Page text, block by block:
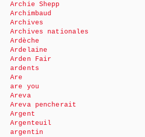
Archie Shepp
Archimbaud
Archives
Archives nationales
Ardèche
Ardelaine
Arden Fair
ardents
Are
are you
Areva
Areva pencherait
Argent
Argenteuil
argentin